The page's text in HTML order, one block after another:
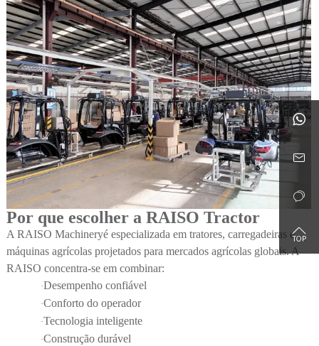
Por que escolher a RAISO Tractor
A RAISO Machineryé especializada em tratores, carregadeiras e
máquinas agrícolas projetados para mercados agrícolas globais. A
RAISO concentra-se em combinar:
·Desempenho confiável
·Conforto do operador
·Tecnologia inteligente
·Construção durável



